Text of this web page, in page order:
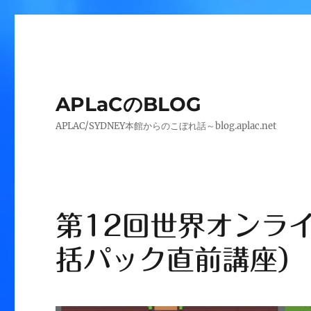
APLaCのBLOG
APLAC/SYDNEY本館からのこぼれ話～blog.aplac.net
第12回世界オンラ
括パック直前講座）